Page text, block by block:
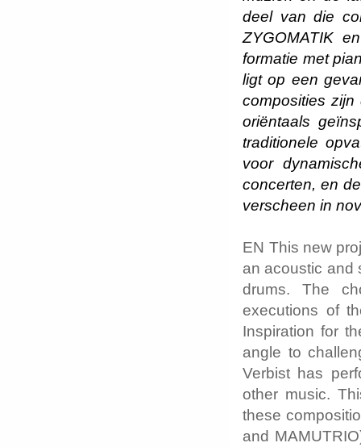
deel van die
ZYGOMATIK
formatie met
ligt op een
composities
oriëntaals
traditionele
voor
concerten, en
verscheen in
EN This new
an acoustic and
drums. The
executions of
Inspiration for
angle to
Verbist has
other music.
these
and